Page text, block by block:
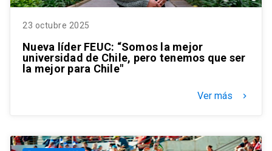
23 octubre 2025
Nueva líder FEUC: “Somos la mejor
universidad de Chile, pero tenemos que ser
la mejor para Chile"
Ver más keyboard_arrow_right